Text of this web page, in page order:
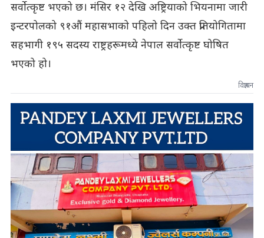
सर्वोत्कृष्ट भएको छ। मंसिर १२ देखि अष्ट्रियाको भियनामा जारी
इन्टरपोलको ९१औं महासभाको पहिलो दिन उक्त प्रतियोगितामा
सहभागी १९५ सदस्य राष्ट्रहरूमध्ये नेपाल सर्वोत्कृष्ट घोषित
भएको हो।
विज्ञापन